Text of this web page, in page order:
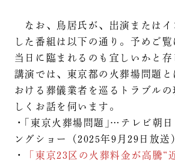
なお、鳥居氏が、出演またはイ
した番組は以下の通り。予めご覧
当日に臨まれるのも宜しいかと存
講演では、東京都の火葬場問題と
おける葬儀業者を巡るトラブル
しくお話を伺います。
・｢東京火葬場問題｣…テレビ朝
ングショー（2025年9月29日放送
・
「東京23区の火葬料金が高騰“